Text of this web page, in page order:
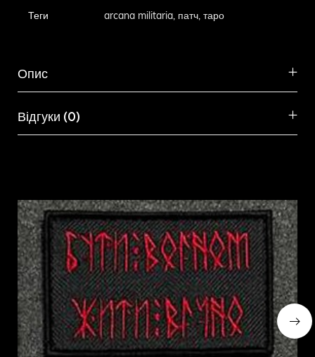
Теги arcana militaria, патч, таро
Опис
Відгуки (0)